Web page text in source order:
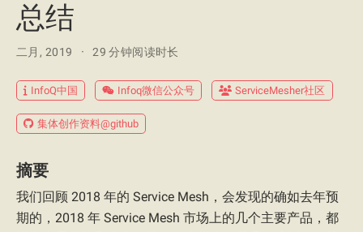
总结
二月, 2019 29 分钟阅读时长
InfoQ中国 Infoq微信公众号 ServiceMesher社区
集体创作资料@github
摘要
我们回顾 2018 年的 Service Mesh，会发现的确如去年预
期的，2018 年 Service Mesh 市场上的几个主要产品，都